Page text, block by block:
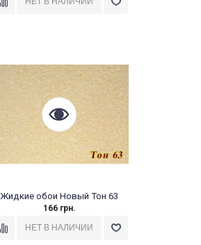
Жидкие обои Новый Тон 63
166 грн.